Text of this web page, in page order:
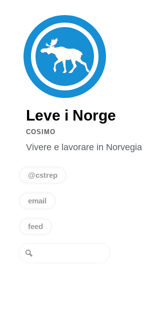
Leve i Norge
COSIMO
Vivere e lavorare in Norvegia
@cstrep
email
feed